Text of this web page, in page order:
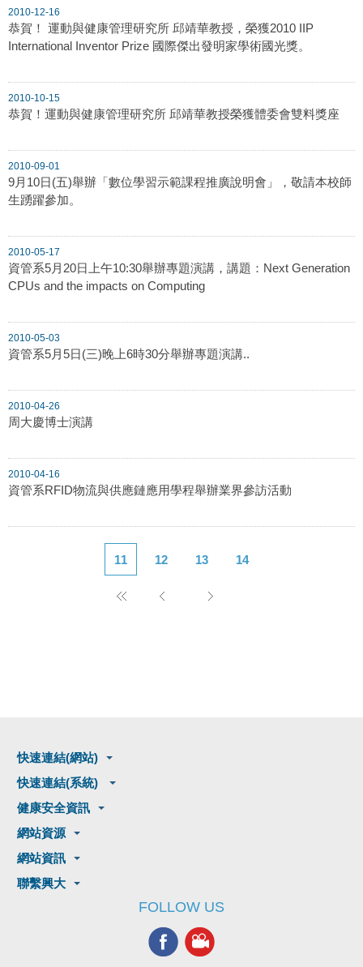
2010-12-16
恭賀！ 運動與健康管理研究所 邱靖華教授，榮獲2010 IIP
International Inventor Prize 國際傑出發明家學術國光獎。
2010-10-15
恭賀！運動與健康管理研究所 邱靖華教授榮獲體委會雙料獎座
2010-09-01
9月10日(五)舉辦「數位學習示範課程推廣說明會」，敬請本校師
生踴躍參加。
2010-05-17
資管系5月20日上午10:30舉辦專題演講，講題：Next Generation
CPUs and the impacts on Computing
2010-05-03
資管系5月5日(三)晚上6時30分舉辦專題演講..
2010-04-26
周大慶博士演講
2010-04-16
資管系RFID物流與供應鏈應用學程舉辦業界參訪活動
11 12 13 14
快速連結(網站)
快速連結(系統)
健康安全資訊
網站資源
網站資訊
聯繫興大
FOLLOW US